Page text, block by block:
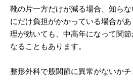
靴の片一方だけが減る場合、知ら
にだけ負担がかかっている場合が
理が効いても、中高年になって関
なることもあります。
整形外科で股関節に異常がないかチ